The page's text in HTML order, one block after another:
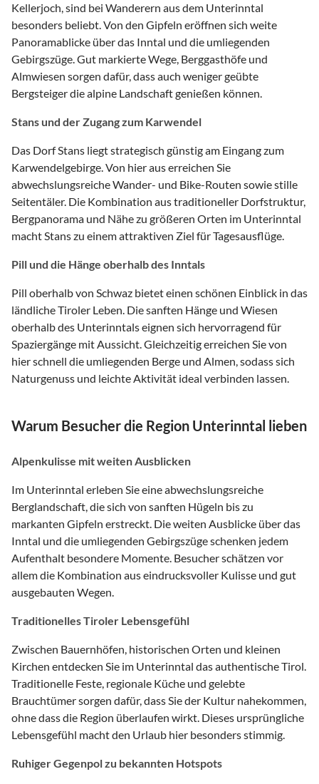
Kellerjoch, sind bei Wanderern aus dem Unterinntal
besonders beliebt. Von den Gipfeln eröffnen sich weite
Panoramablicke über das Inntal und die umliegenden
Gebirgszüge. Gut markierte Wege, Berggasthöfe und
Almwiesen sorgen dafür, dass auch weniger geübte
Bergsteiger die alpine Landschaft genießen können.
Stans und der Zugang zum Karwendel
Das Dorf Stans liegt strategisch günstig am Eingang zum
Karwendelgebirge. Von hier aus erreichen Sie
abwechslungsreiche Wander- und Bike-Routen sowie stille
Seitentäler. Die Kombination aus traditioneller Dorfstruktur,
Bergpanorama und Nähe zu größeren Orten im Unterinntal
macht Stans zu einem attraktiven Ziel für Tagesausflüge.
Pill und die Hänge oberhalb des Inntals
Pill oberhalb von Schwaz bietet einen schönen Einblick in das
ländliche Tiroler Leben. Die sanften Hänge und Wiesen
oberhalb des Unterinntals eignen sich hervorragend für
Spaziergänge mit Aussicht. Gleichzeitig erreichen Sie von
hier schnell die umliegenden Berge und Almen, sodass sich
Naturgenuss und leichte Aktivität ideal verbinden lassen.
Warum Besucher die Region Unterinntal lieben
Alpenkulisse mit weiten Ausblicken
Im Unterinntal erleben Sie eine abwechslungsreiche
Berglandschaft, die sich von sanften Hügeln bis zu
markanten Gipfeln erstreckt. Die weiten Ausblicke über das
Inntal und die umliegenden Gebirgszüge schenken jedem
Aufenthalt besondere Momente. Besucher schätzen vor
allem die Kombination aus eindrucksvoller Kulisse und gut
ausgebauten Wegen.
Traditionelles Tiroler Lebensgefühl
Zwischen Bauernhöfen, historischen Orten und kleinen
Kirchen entdecken Sie im Unterinntal das authentische Tirol.
Traditionelle Feste, regionale Küche und gelebte
Brauchtümer sorgen dafür, dass Sie der Kultur nahekommen,
ohne dass die Region überlaufen wirkt. Dieses ursprüngliche
Lebensgefühl macht den Urlaub hier besonders stimmig.
Ruhiger Gegenpol zu bekannten Hotspots